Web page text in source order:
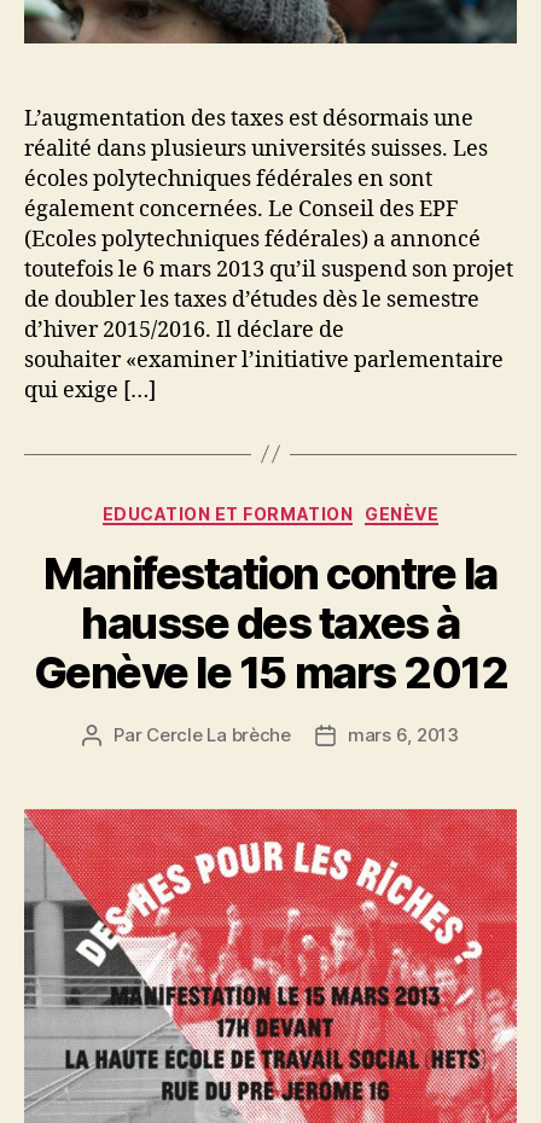
L’augmentation des taxes est désormais une
réalité dans plusieurs universités suisses. Les
écoles polytechniques fédérales en sont
également concernées. Le Conseil des EPF
(Ecoles polytechniques fédérales) a annoncé
toutefois le 6 mars 2013 qu’il suspend son projet
de doubler les taxes d’études dès le semestre
d’hiver 2015/2016. Il déclare de
souhaiter «examiner l’initiative parlementaire
qui exige […]
Catégories
EDUCATION ET FORMATION GENÈVE
Manifestation contre la
hausse des taxes à
Genève le 15 mars 2012
Auteur
Par Cercle La brèche
Datemars 6, 2013